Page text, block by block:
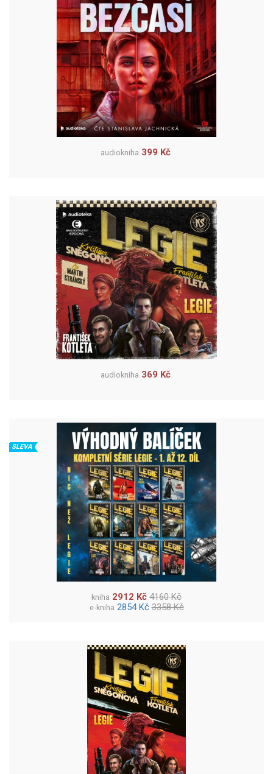
audiokniha 399 Kč
audiokniha 369 Kč
SLEVA
kniha 2912 Kč 4160 Kč
e-kniha 2854 Kč 3358 Kč